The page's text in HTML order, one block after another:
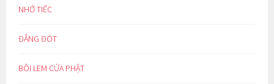
NHỚ TIẾC
ĐẮNG ĐÓT
BÔI LEM CỬA PHẬT